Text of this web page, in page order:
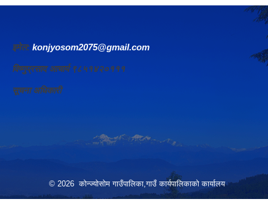
इमेल: konjyosom2075@gmail.com
विष्णुप्रसाद आचार्य ९८५१४२०१११
सूचना अधिकारी
© 2026 कोन्ज्योसोम गाउँपालिका,गाउँ कार्यपालिकाको कार्यालय